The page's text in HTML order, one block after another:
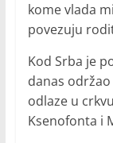
kome vlada
povezuju
Kod Srba je
danas
odlaze u
Ksenofonta i